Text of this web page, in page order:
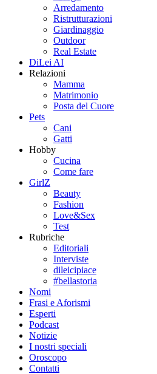
Arredamento
Ristrutturazioni
Giardinaggio
Outdoor
Real Estate
DiLei AI
Relazioni
Mamma
Matrimonio
Posta del Cuore
Pets
Cani
Gatti
Hobby
Cucina
Come fare
GirlZ
Beauty
Fashion
Love&Sex
Test
Rubriche
Editoriali
Interviste
dileicipiace
#bellastoria
Nomi
Frasi e Aforismi
Esperti
Podcast
Notizie
I nostri speciali
Oroscopo
Contatti